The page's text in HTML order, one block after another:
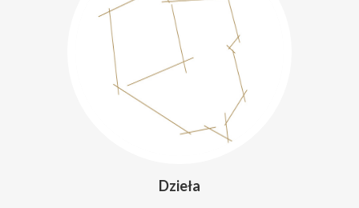
Dzieła